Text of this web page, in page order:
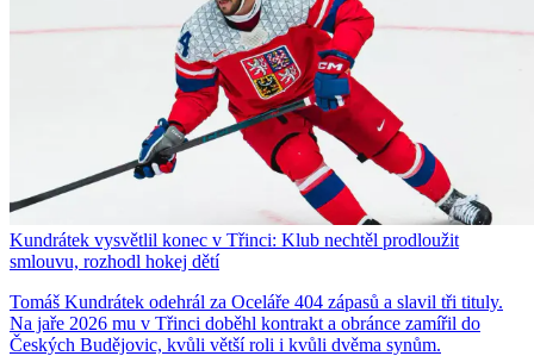
Kundrátek vysvětlil konec v Třinci: Klub nechtěl prodloužit
smlouvu, rozhodl hokej dětí
Tomáš Kundrátek odehrál za Oceláře 404 zápasů a slavil tři tituly.
Na jaře 2026 mu v Třinci doběhl kontrakt a obránce zamířil do
Českých Budějovic, kvůli větší roli i kvůli dvěma synům.